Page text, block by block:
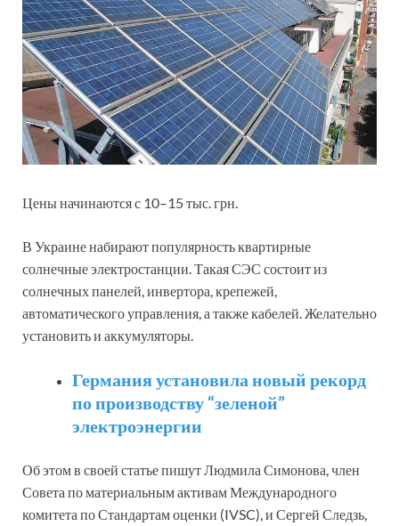
Цены начинаются с 10–15 тыс. грн.
В Украине набирают популярность квартирные
солнечные электростанции. Такая СЭС состоит из
солнечных панелей, инвертора, крепежей,
автоматического управления, а также кабелей. Желательно
установить и аккумуляторы.
Германия установила новый рекорд
по производству “зеленой”
электроэнергии
Об этом в своей статье пишут Людмила Симонова, член
Совета по материальным активам Международного
комитета по Стандартам оценки (IVSC), и Сергей Следзь,